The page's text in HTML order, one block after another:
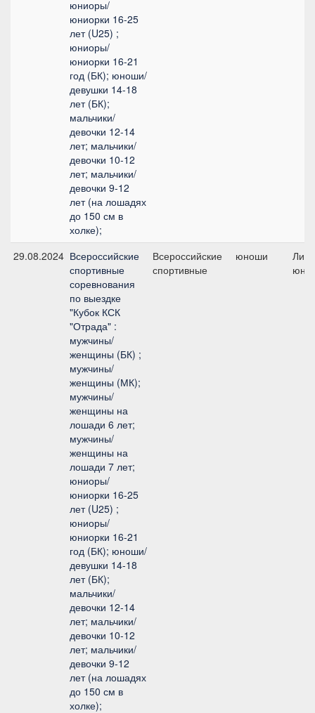
юниоры/
юниорки 16-25
лет (U25) ;
юниоры/
юниорки 16-21
год (БК); юноши/
девушки 14-18
лет (БК);
мальчики/
девочки 12-14
лет; мальчики/
девочки 10-12
лет; мальчики/
девочки 9-12
лет (на лошадях
до 150 см в
холке);
29.08.2024 Всероссийские
спортивные
соревнования
по выездке
"Кубок КСК
"Отрада" :
мужчины/
женщины (БК) ;
мужчины/
женщины (МК);
мужчины/
женщины на
лошади 6 лет;
мужчины/
женщины на
лошади 7 лет;
юниоры/
юниорки 16-25
лет (U25) ;
юниоры/
юниорки 16-21
год (БК); юноши/
девушки 14-18
лет (БК);
мальчики/
девочки 12-14
лет; мальчики/
девочки 10-12
лет; мальчики/
девочки 9-12
лет (на лошадях
до 150 см в
холке);
Всероссийские
спортивные
юноши